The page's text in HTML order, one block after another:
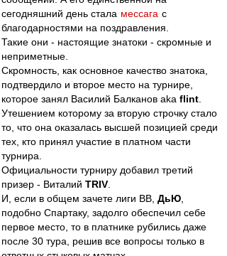
сегодняшний день стала мессага с
благодарностями на поздравления.
Такие они - настоящие знатоки - скромные и
неприметные.
Скромность, как основное качество знатока,
подтвердило и второе место на турнире,
которое занял Василий Балканов aka flint
Утешением которому за вторую строчку стало
то, что она оказалась высшей позицией среди
тех, кто принял участие в платном части
турнира.
Официальности турниру добавил третий
призер - Виталий TRIV
И, если в общем зачете лиги ВВ, ДьЮ
подобно Спартаку, задолго обеспечил себе
первое место, то в платнике рубились даже
после 30 тура, решив все вопросы только в